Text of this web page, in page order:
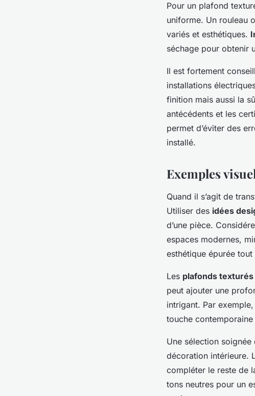
Pour un plafond
uniforme. Un rouleau
variés et esthétiques.
séchage pour obtenir
Il est fortement
installations
finition mais aussi la
antécédents et les
permet d’éviter des
installé.
Exemples
Quand il s’agit de
Utiliser des idées
d’une pièce.
espaces modernes,
esthétique épurée
Les plafonds texturés
peut ajouter une
intrigant. Par
touche
Une sélection soignée
décoration intérieure.
compléter le reste de
tons neutres pour un